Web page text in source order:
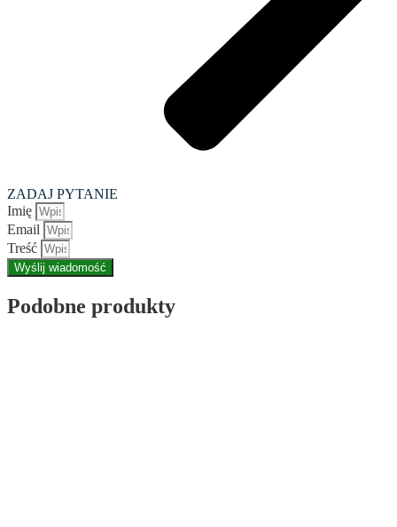
ZADAJ PYTANIE
Imię
Email
Treść
Wyślij wiadomość
Podobne produkty